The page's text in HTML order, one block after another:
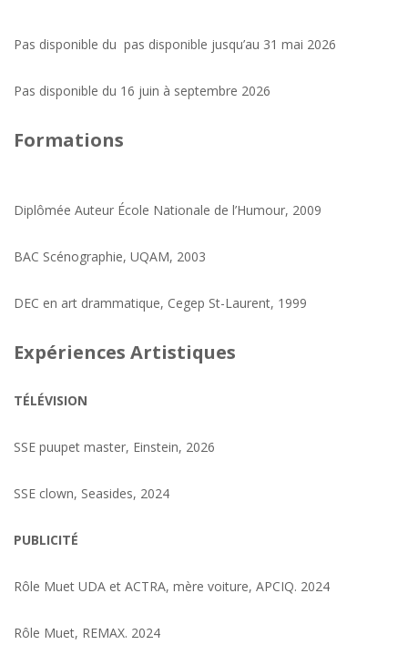
Pas disponible du pas disponible jusqu’au 31 mai 2026
Pas disponible du 16 juin à septembre 2026
Formations
Diplômée Auteur École Nationale de l’Humour, 2009
BAC Scénographie, UQAM, 2003
DEC en art drammatique, Cegep St-Laurent, 1999
Expériences Artistiques
TÉLÉVISION
SSE puupet master, Einstein, 2026
SSE clown, Seasides, 2024
PUBLICITÉ
Rôle Muet UDA et ACTRA, mère voiture, APCIQ. 2024
Rôle Muet, REMAX. 2024